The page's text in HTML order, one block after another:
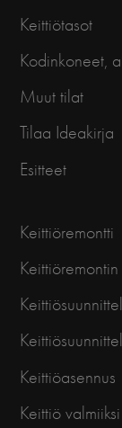
Keittiötasot
Kodinkoneet,
Muut tilat
Tilaa Ideakirja
Esitteet
Keittiöremontti
Keittiöasennus
Keittiö